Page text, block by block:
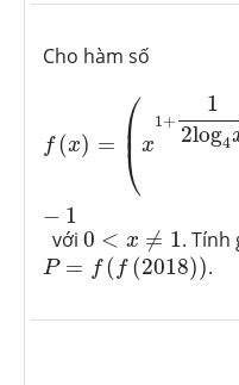
Cho hàm số
f (x) = ⎛
⎜
⎜
⎝x
1+
1
2log4
− 1
f(x)=(x1+12
với 0 < x ≠ 1
0 <x ≠1 . Tính
P = f ( f (2018))
P=f( f(2018)) .